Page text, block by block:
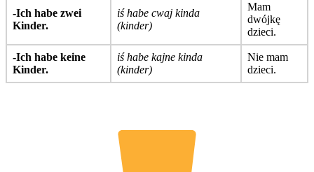
-Ich habe zwei
Kinder.
iś habe cwaj kinda
(kinder)
Mam
dwójkę
dzieci.
-Ich habe keine
Kinder.
iś habe kajne kinda
(kinder)
Nie mam
dzieci.